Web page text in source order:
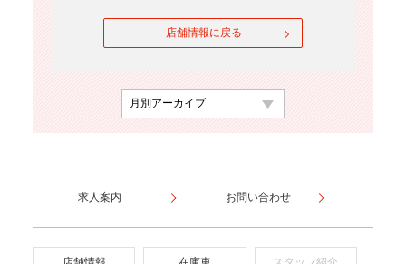
店舗情報に戻る
求人案内 お問い合わせ